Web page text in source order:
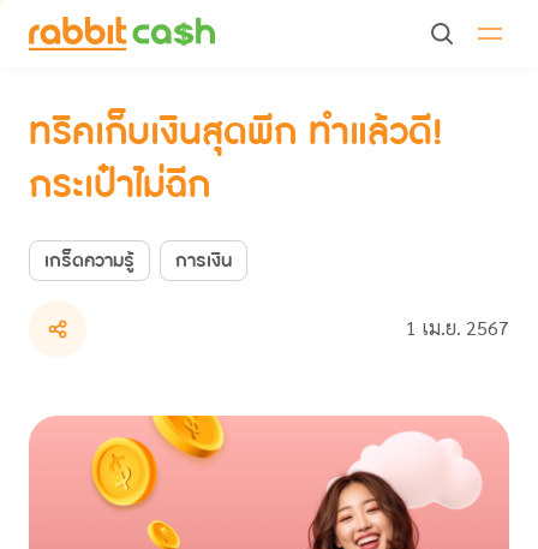
ทริคเก็บเงินสุดพีก ทำแล้วดี! กระเป๋าไม่ฉีก
ทริคเก็บเงินสุดพีก ทำแล้วดี!
กระเป๋าไม่ฉีก
เกร็ดความรู้ การเงิน
1 เม.ย. 2567